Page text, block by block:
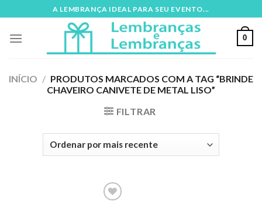
to
content
A LEMBRANÇA IDEAL PARA SEU EVENTO...
0
INÍCIO / PRODUTOS MARCADOS COM A TAG “BRINDE
CHAVEIRO CANIVETE DE METAL LISO”
FILTRAR